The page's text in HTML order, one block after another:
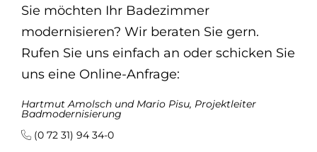
Sie möchten Ihr Badezimmer
modernisieren? Wir beraten Sie gern.
Rufen Sie uns einfach an oder schicken Sie
uns eine Online-Anfrage:
Hartmut Amolsch und Mario Pisu, Projektleiter
Badmodernisierung
(0 72 31) 94 34-0